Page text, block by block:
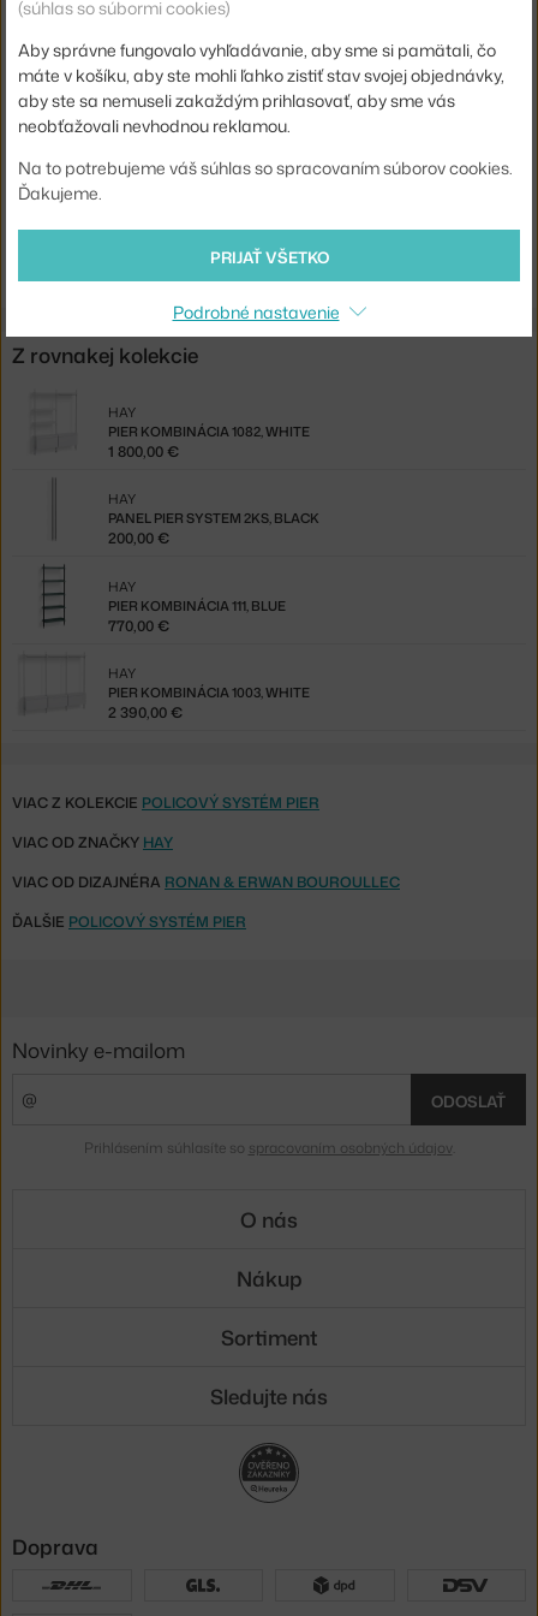
Šírka:
162 cm
Farba:
čierna
Materiál:
hliník, práškovo lakovaná oceľ
Komponenty systému: hotové konfigurácie
Kód produktu
HAY-AB859-B666-AI80
Jste z Česka? Přejděte naPier kombinace 1072, black
Shopping from the EU? Switch toPier Combination 1072, black
Z rovnakej kolekcie
PIER KOMBINÁCIA 1082, WHITE
HAY
1 800,00 €
PANEL PIER SYSTEM 2KS, BLACK
HAY
200,00 €
PIER KOMBINÁCIA 111, BLUE
HAY
770,00 €
PIER KOMBINÁCIA 1003, WHITE
HAY
2 390,00 €
VIAC Z KOLEKCIE POLICOVÝ SYSTÉM PIER
VIAC OD ZNAČKY HAY
VIAC OD DIZAJNÉRA RONAN & ERWAN BOUROULLEC
ĎALŠIE POLICOVÝ SYSTÉM PIER
(súhlas so súbormi cookies)
Aby správne fungovalo vyhľadávanie, aby sme si pamätali, čo
máte v košíku, aby ste mohli ľahko zistiť stav svojej objednávky,
aby ste sa nemuseli zakaždým prihlasovať, aby sme vás
neobťažovali nevhodnou reklamou.
Na to potrebujeme váš súhlas so spracovaním súborov cookies.
Ďakujeme.
PRIJAŤ VŠETKO
Podrobné nastavenie
Novinky e-mailom
ODOSLAŤ
Prihlásením súhlasíte so spracovaním osobných údajov.
O nás
Nákup
Sortiment
Sledujte nás
Doprava